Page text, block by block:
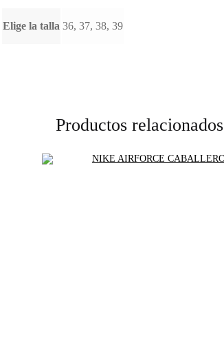
Elige la talla 36, 37, 38, 39
Productos relacionados